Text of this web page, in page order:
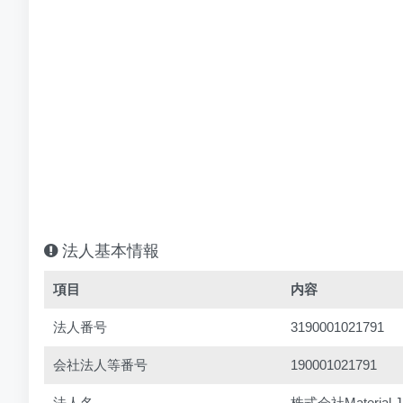
法人基本情報
項目 内容
法人番号 3190001021791
会社法人等番号 190001021791